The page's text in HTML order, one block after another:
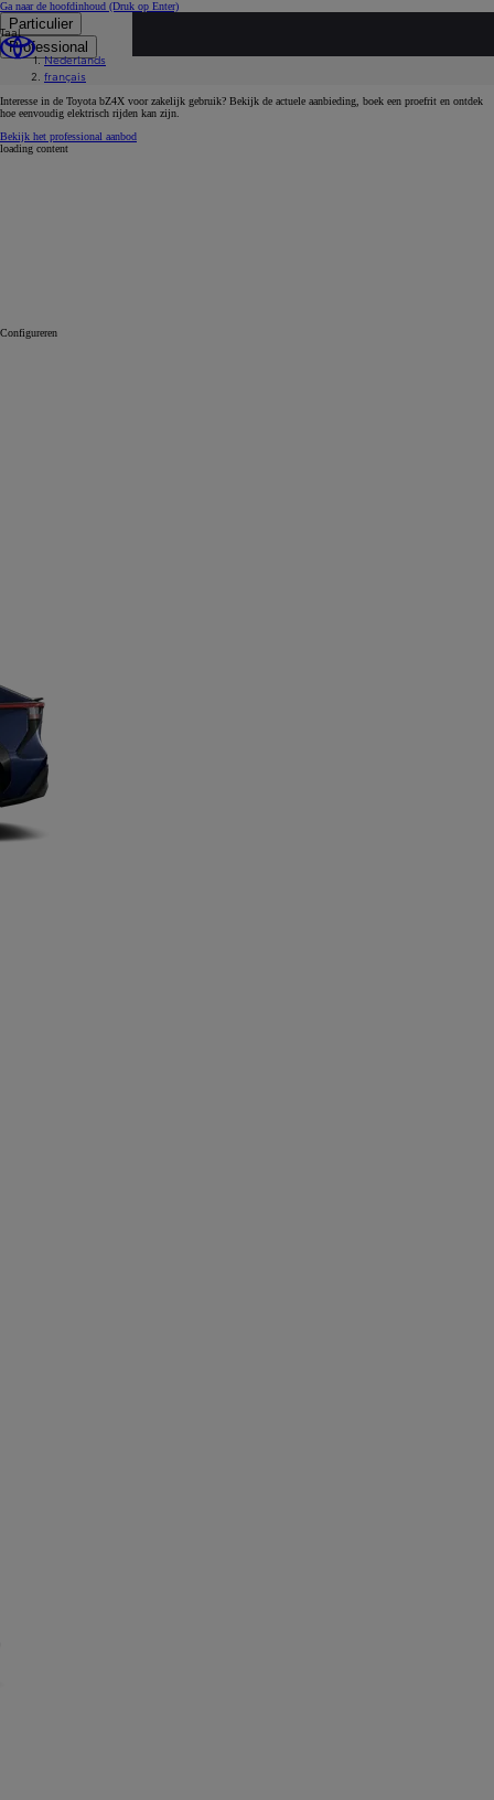
Ga naar de hoofdinhoud (Druk op Enter)
Particulier
Professional
Taal
Nederlands
français
...
Ontdek ons volledige gamma
Toyota bz4x
Interesse in de Toyota bZ4X voor zakelijk gebruik? Bekijk de actuele aanbieding, boek een proefrit en ontdek
hoe eenvoudig elektrisch rijden kan zijn.
Bekijk het professional aanbod
loading content
Configureren